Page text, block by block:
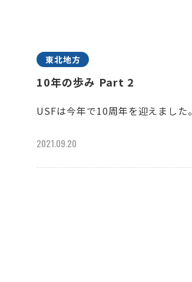
東北地方
10年の歩み Part 2
USFは今年で10周年を迎えました。
2021.09.20